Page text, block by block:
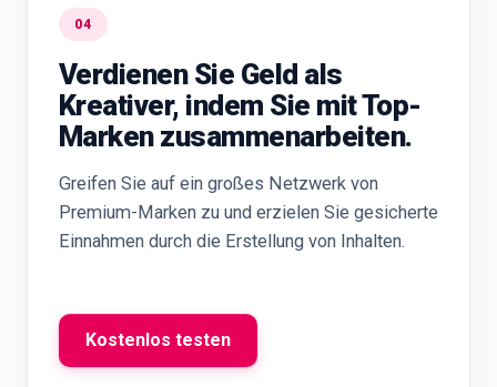
04
Verdienen Sie Geld als
Kreativer, indem Sie mit Top-
Marken zusammenarbeiten.
Greifen Sie auf ein großes Netzwerk von
Premium-Marken zu und erzielen Sie gesicherte
Einnahmen durch die Erstellung von Inhalten.
Kostenlos testen